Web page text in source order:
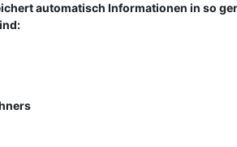
automatisch Informationen in so